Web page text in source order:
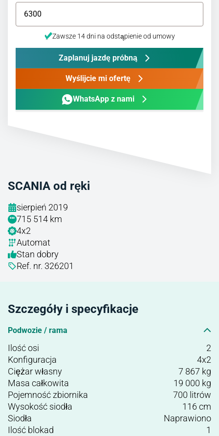
SCANIA od ręki
sierpień 2019
715 514 km
4x2
Automat
Stan dobry
Ref. nr. 326201
Szczegóły i specyfikacje
Podwozie / rama
Ilość osi
2
Konfiguracja
4x2
Ciężar własny
7 867 kg
Masa całkowita
19 000 kg
Pojemność zbiornika
700 litrów
Wysokość siodła
116 cm
Siodła
Naprawiono
Ilość blokad
1
Zawsze 14 dni na odstąpienie od umowy
Zaplanuj jazdę próbną
Wyślijcie mi ofertę
WhatsApp z nami